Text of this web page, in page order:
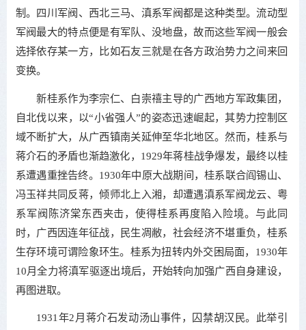
制。四川军阀、西北三马、滇系军阀都是这种类型。流动型
军阀最大的特点便是有军队、没地盘，故而这些军阀一般会
选择依存某一方，比如石友三就是在各方政治势力之间来回
变换。
新桂系作为李宗仁、白崇禧主导的广西地方军政集团，
自北伐以来，以“小省强人”的姿态迅速崛起，其势力控制区
域不断扩大，从广西镇南关延伸至华北地区。然而，桂系与
蒋介石的矛盾也渐趋激化，1929年蒋桂战争爆发，最终以桂
系遭遇重挫告终。1930年中原大战期间，桂系联合阎锡山、
冯玉祥共同反蒋，倾师北上入湘，却遭遇滇系军阀龙云、粤
系军阀陈济棠东西夹击，使得桂系再度陷入险境。与此同
时，广西因连年征战，民生凋敝，社会经济不堪重负，桂系
生存环境可谓险象环生。桂系为扭转内外交困局面，1930年
10月全力将滇军驱逐出境后，开始转向加强广西自身建设，
再图进取。
1931年2月蒋介石发动汤山事件，囚禁胡汉民。此举引